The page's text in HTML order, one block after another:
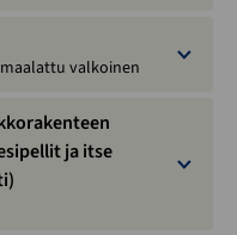
valkoinen
ja itse